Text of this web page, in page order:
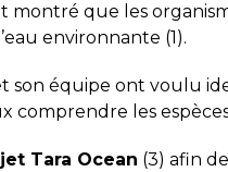
montré que les
environnante (1).
son équipe ont voulu
comprendre les
Tara Ocean (3) afin